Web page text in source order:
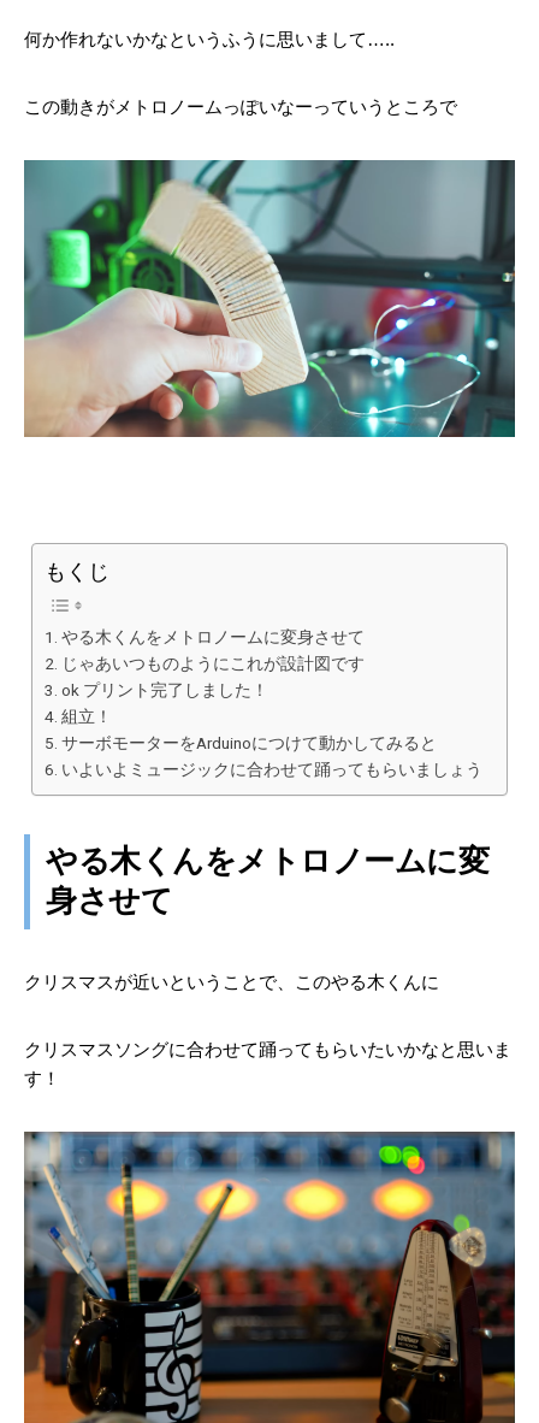
何か作れないかなというふうに思いまして…..
この動きがメトロノームっぽいなーっていうところで
もくじ
やる木くんをメトロノームに変身させて
じゃあいつものようにこれが設計図です
ok プリント完了しました！
組立！
サーボモーターをArduinoにつけて動かしてみると
いよいよミュージックに合わせて踊ってもらいましょう
やる木くんをメトロノームに変
身させて
クリスマスが近いということで、このやる木くんに
クリスマスソングに合わせて踊ってもらいたいかなと思いま
す！